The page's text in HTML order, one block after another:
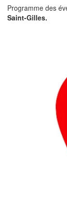
Programme des
Saint-Gilles.